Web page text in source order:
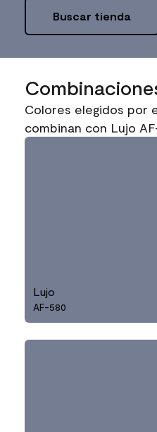
Buscar tienda
Colores elegidos por
combinan con Lujo
Lujo
AF-580